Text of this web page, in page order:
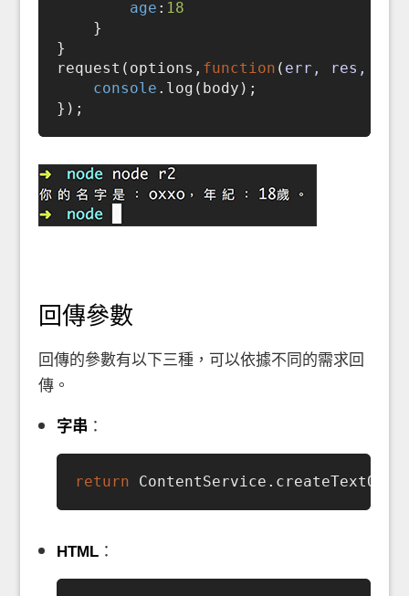
age : 18
    }
}
request(options, function ( err, res,
console .log(body);
回傳參數
回傳的參數有以下三種，可以依據不同的需求回
傳。
字串 ：
return
HTML ：